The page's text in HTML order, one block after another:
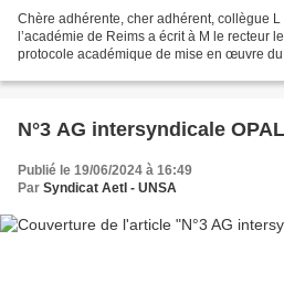
Chère adhérente, cher adhérent, collègue L
l’académie de Reims a écrit à M le recteur
protocole académique de mise en œuvre
N°3 AG intersyndicale
Publié le 19/06/2024 à 16:49
Par Syndicat AetI - UNSA